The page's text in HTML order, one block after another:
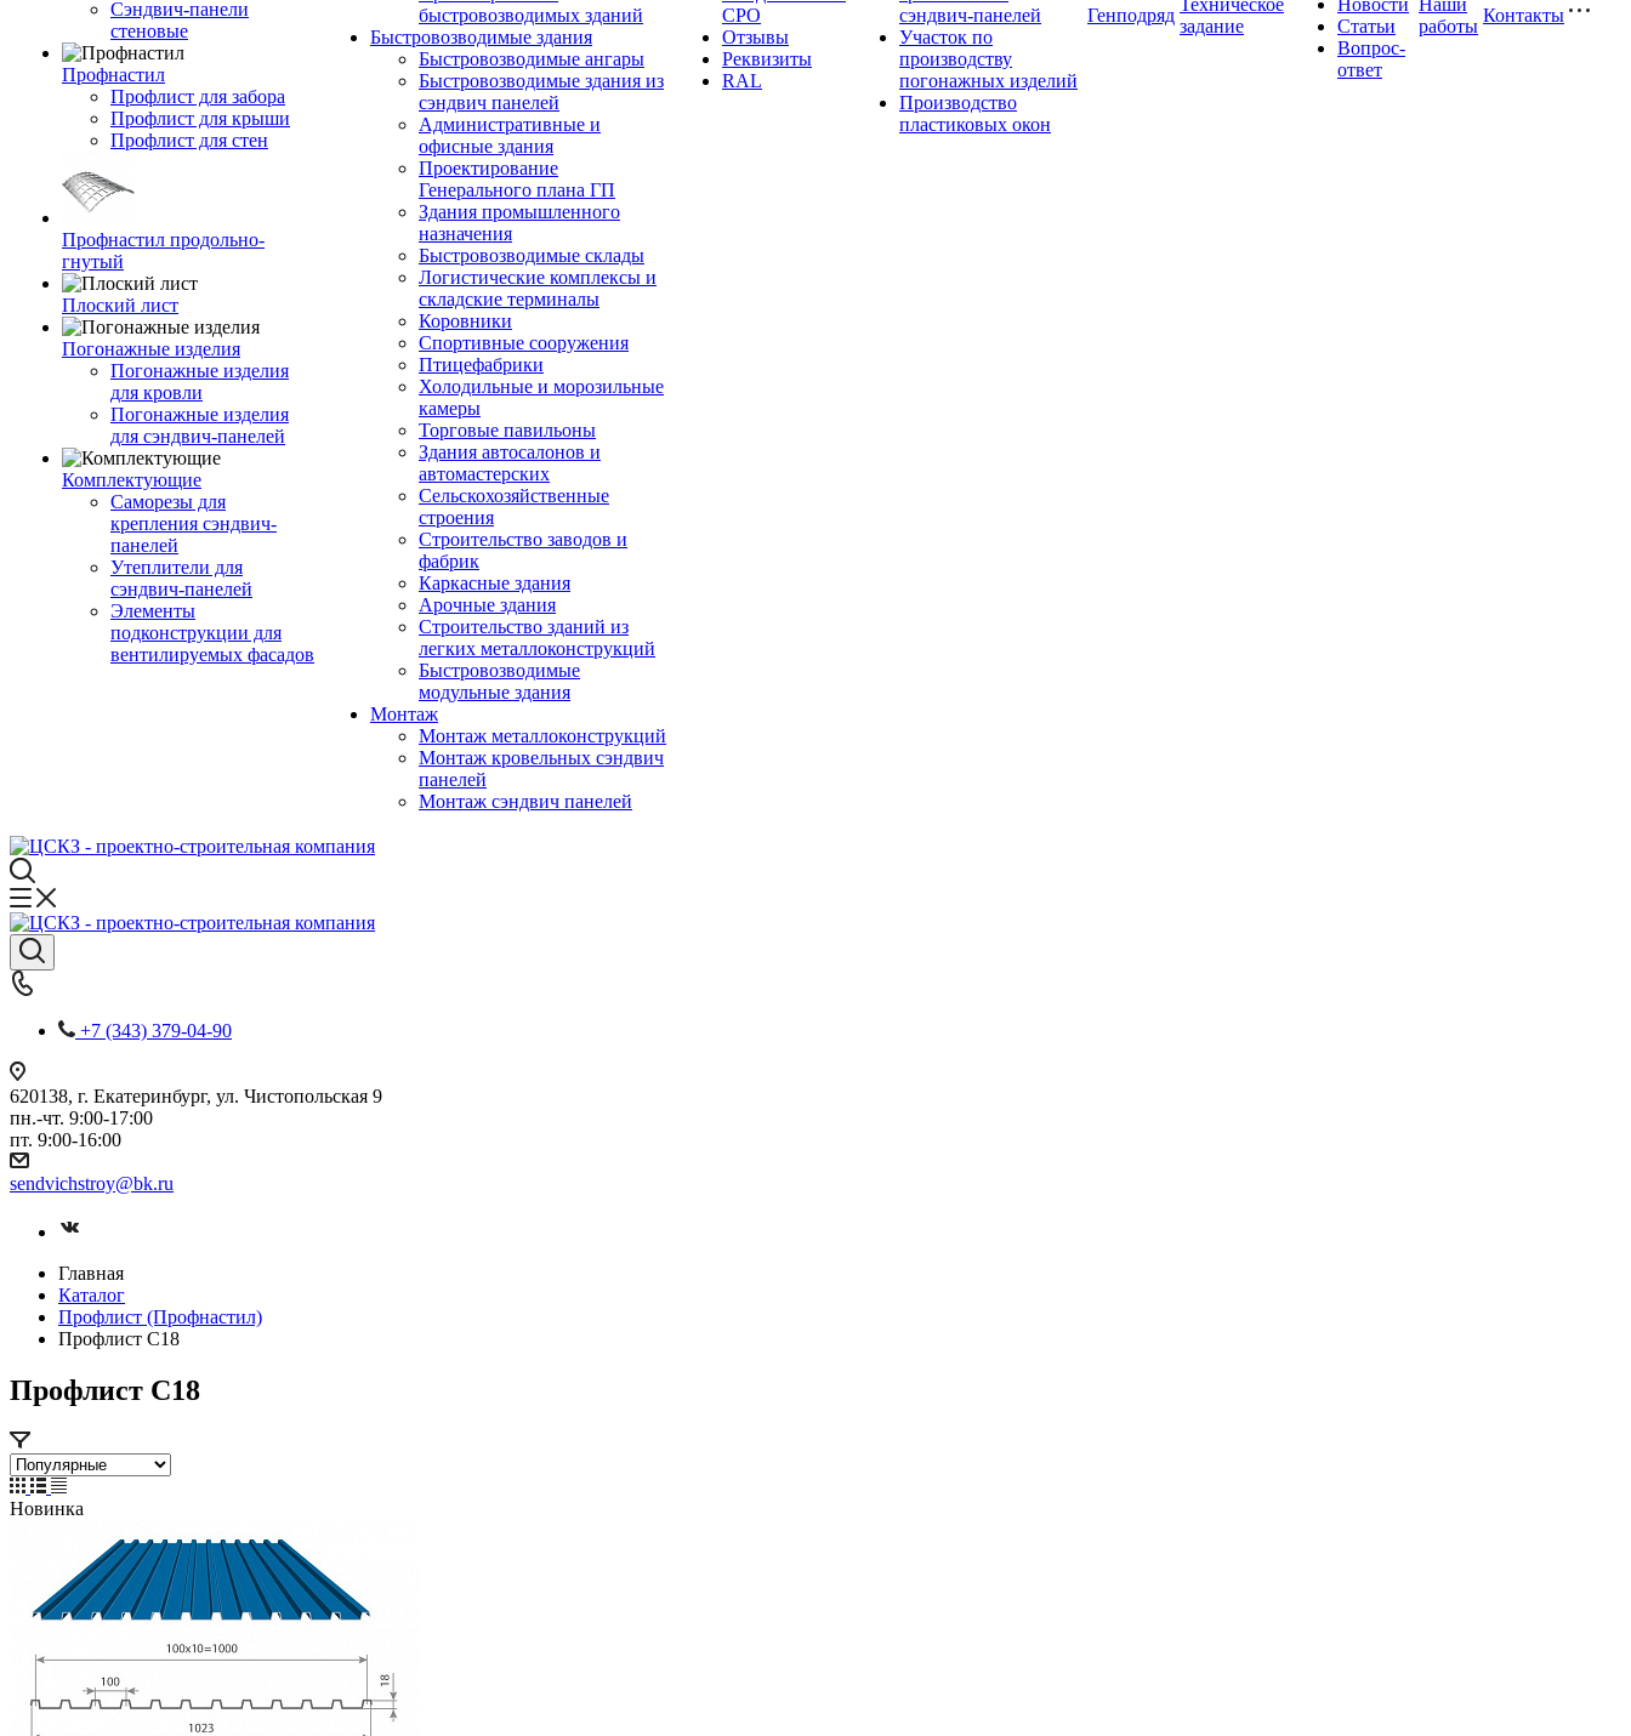
Сэндвич-панели
стеновые
Профнастил
Профлист для забора
Профлист для крыши
Профлист для стен
Профнастил продольно-
гнутый
Плоский лист
Погонажные изделия
Погонажные изделия
для кровли
Погонажные изделия
для сэндвич-панелей
Комплектующие
Саморезы для
крепления сэндвич-
панелей
Утеплители для
сэндвич-панелей
Элементы
подконструкции для
вентилируемых фасадов
быстровозводимых зданий
Быстровозводимые здания
Быстровозводимые ангары
Быстровозводимые здания из
сэндвич панелей
Административные и
офисные здания
Проектирование
Генерального плана ГП
Здания промышленного
назначения
Быстровозводимые склады
Логистические комплексы и
складские терминалы
Коровники
Спортивные сооружения
Птицефабрики
Холодильные и морозильные
камеры
Торговые павильоны
Здания автосалонов и
автомастерских
Сельскохозяйственные
строения
Строительство заводов и
фабрик
Каркасные здания
Арочные здания
Строительство зданий из
легких металлоконструкций
Быстровозводимые
модульные здания
Монтаж
Монтаж металлоконструкций
Монтаж кровельных сэндвич
панелей
Монтаж сэндвич панелей
СРО
Отзывы
Реквизиты
RAL
сэндвич-панелей
Участок по
производству
погонажных изделий
Производство
пластиковых окон
Генподряд
Техническое
задание
Новости
Статьи
Вопрос-
ответ
Наши
работы
Контакты
+7 (343) 379-04-90
620138, г. Екатеринбург, ул. Чистопольская 9
пн.-чт. 9:00-17:00
пт. 9:00-16:00
sendvichstroy@bk.ru
Главная
Каталог
Профлист (Профнастил)
Профлист С18
Профлист С18
Новинка